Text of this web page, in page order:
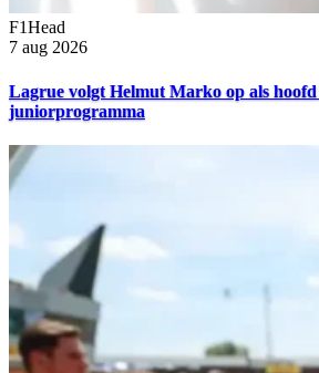
F1Head
7 aug 2026
Lagrue volgt Helmut Marko op als
juniorprogramma